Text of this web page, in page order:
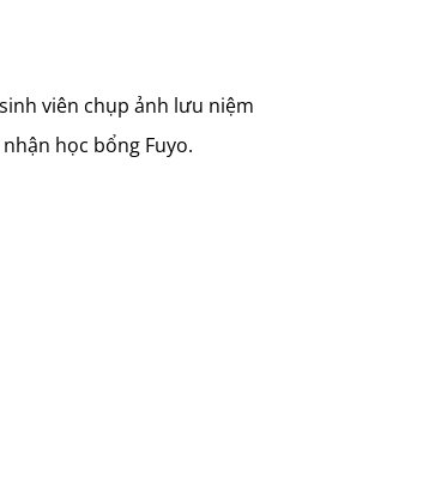
viên chụp ảnh lưu niệm
học bổng Fuyo.